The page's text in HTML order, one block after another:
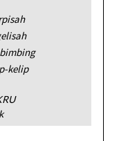
kelip